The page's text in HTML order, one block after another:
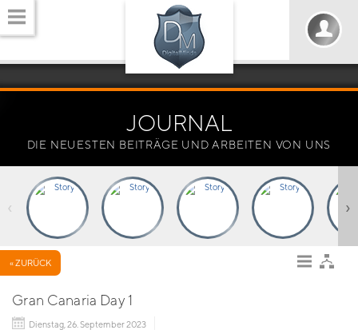
JOURNAL
DIE NEUESTEN BEITRÄGE UND ARBEITEN VON UNS
‹ ›
« ZURÜCK
Gran Canaria Day 1
Dienstag, 26. September 2023